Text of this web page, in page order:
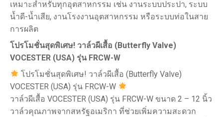
เหมาะสำหรับทุกอุตสาหกรรม เช่น งานระบบประปา, ระบบ
น้ำดี-น้ำเสีย, งานโรงงานอุตสาหกรรม หรือระบบท่อในสาย
การผลิต
โปรโมชั่นสุดพิเศษ! วาล์วผีเสื้อ (Butterfly Valve)
VOCESTER (USA) รุ่น FRCW-W
โปรโมชั่นสุดพิเศษ! วาล์วผีเสื้อ (Butterfly Valve)
VOCESTER (USA) รุ่น FRCW-W
วาล์วผีเสื้อ VOCESTER (USA) รุ่น FRCW-W ขนาด 2 – 12 นิ้ว
วาล์วคุณภาพจากสหรัฐอเมริกา ที่ช่วยเพิ่มความสะดวก